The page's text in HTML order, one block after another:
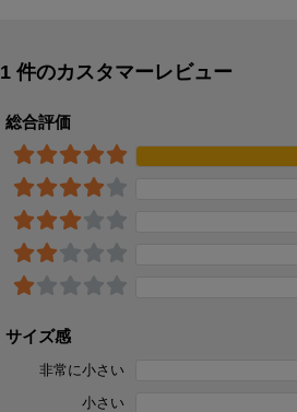
1 件のカスタマーレビュー
総合評価
サイズ感
非常に小さい
小さい